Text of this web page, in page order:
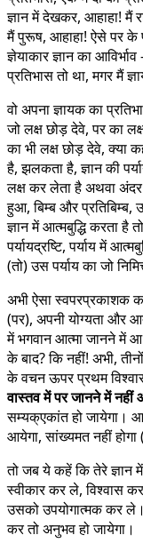
ज्ञान में देखकर, आहाहा! मैं
मैं पुरूष, आहाहा! ऐसे पर के
ज्ञेयाकार ज्ञान का
प्रतिभास तो था, मगर मैं
वो अपना ज्ञायक का
जो लक्ष छोड़ देवे, पर का
का भी लक्ष छोड़ देवे, क्या
है, झलकता है, ज्ञान की
लक्ष कर लेता है अथवा अंदर
हुआ, बिम्ब और प्रतिबिम्ब,
ज्ञान में आत्मबुद्धि करता है
पर्यायद्रष्टि, पर्याय में
(तो) उस पर्याय का जो
अभी ऐसा स्वपरप्रकाशक
(पर), अपनी योग्यता और
में भगवान आत्मा जानने में
के बाद? कि नहीं! अभी,
के वचन ऊपर प्रथम
वास्तव में पर जानने में नहीं
सम्यक्एकांत हो जायेगा।
आयेगा, सांख्यमत नहीं
तो जब ये कहें कि तेरे ज्ञान
स्वीकार कर ले, विश्वास
उसको उपयोगात्मक कर
कर तो अनुभव हो जायेगा।